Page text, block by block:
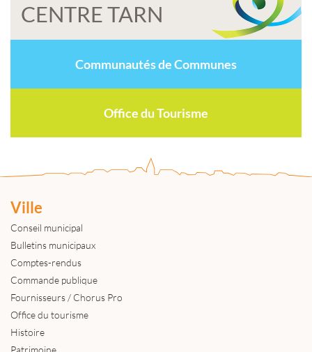
CENTRE TARN
Communautés de Communes
Office du Tourisme
Ville
Conseil municipal
Bulletins municipaux
Comptes-rendus
Commande publique
Fournisseurs / Chorus Pro
Office du tourisme
Histoire